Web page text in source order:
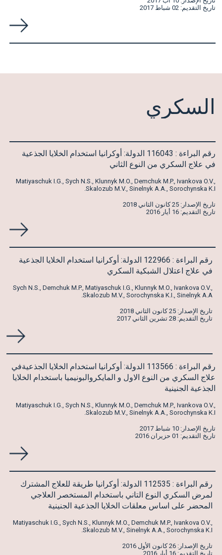
تاريخ التقديم: 02 شباط 2017
السكري
رقم البراءة : 116043 الدولة: أوكرانيا استخدام الخلايا الجذعية
في علاج السكري من النوع الثاني
Matiyaschuk I.G., Sych N.S., Klunnyk M.O., Demchuk M.P., Ivankova O.V.,
Skalozub M.V., Sinelnyk A.A., Sorochynska K.I.
تاريخ الإصدار: 25 كانون الثاني 2018
تاريخ التقديم: 16 أيار 2016
رقم البراءة : 122966 الدولة: أوكرانيا استخدام الخلايا الجذعية
في علاج اعتلال الشبكية السكري
Sych N.S., Demchuk M.P., Matiyaschuk I.G., Klunnyk M.O., Ivankova O.V.,
Skalozub M.V., Sorochynska K.I., Sinelnyk A.A.
تاريخ الإصدار: 25 كانون الثاني 2018
تاريخ التقديم: 28 تشرين الثاني 2017
رقم البراءة : 113566 الدولة: أوكرانيا استخدام الخلايا الجذعيةفي
علاج السكري من النوع الاول و المايكروالبونيميا باستخدام الخلايا
الجذعية الجنينية
Matiyaschuk I.G., Sych N.S., Klunnyk M.O., Demchuk M.P., Ivankova O.V.,
Skalozub M.V., Sinelnyk A.A., Sorochynska K.I.
تاريخ الإصدار: 10 شباط 2017
تاريخ التقديم: 01 حزيران 2016
رقم البراءة : 112535 الدولة: أوكرانيا طريقة للعلاج المشترك
لمرض السكري النوع التاني باستخدام المستخصر العلاجي
المحضر على اساس معلقات الخلايا الجذعية الجنينية
Matiyaschuk I.G., Sych N.S., Klunnyk M.O., Demchuk M.P., Ivankova O.V.,
Skalozub M.V., Sinelnyk A.A., Sorochynska K.I.
تاريخ الإصدار: 26 كانون الأول 2016
تاريخ التقديم: 16 أيار 2016